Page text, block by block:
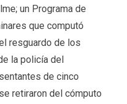
un Programa de
que computó
resguardo de los
la policía del
de cinco
retiraron del cómputo